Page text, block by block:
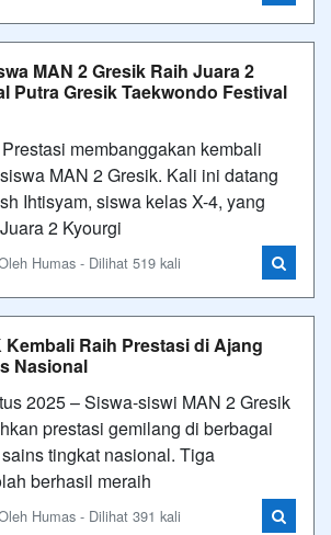
MAN 2 Gresik Raih Juara 2
Putra Gresik Taekwondo Festival
membanggakan kembali
MAN 2 Gresik. Kali ini datang
Ihtisyam, siswa kelas X-4, yang
2 Kyourgi
Humas - Dilihat 519 kali
Kembali Raih Prestasi di Ajang
Nasional
2025 – Siswa-siswi MAN 2 Gresik
prestasi gemilang di berbagai
tingkat nasional. Tiga
berhasil meraih
Humas - Dilihat 391 kali